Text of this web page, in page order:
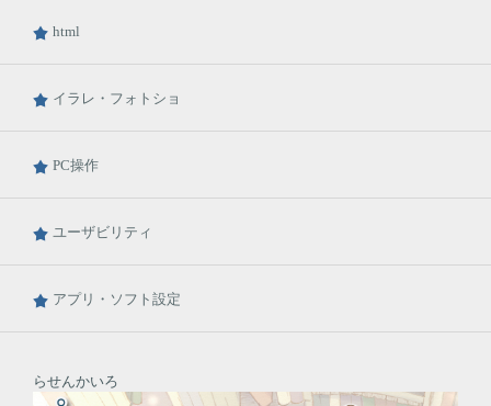
html
イラレ・フォトショ
PC操作
ユーザビリティ
アプリ・ソフト設定
らせんかいろ